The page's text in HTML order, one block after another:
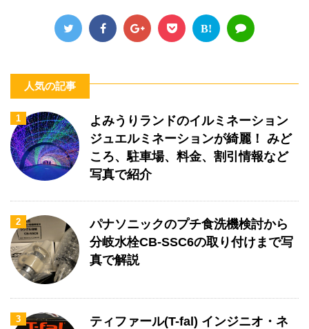
B!
人気の記事
1
よみうりランドのイルミネーション
ジュエルミネーションが綺麗！ みど
ころ、駐車場、料金、割引情報など
写真で紹介
2
パナソニックのプチ食洗機検討から
分岐水栓CB-SSC6の取り付けまで写
真で解説
3
ティファール(T-fal) インジニオ・ネ